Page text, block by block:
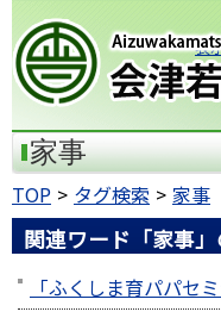
表
家事
TOP タグ検索 家事
関連ワード「家事
「ふくしま育パパセ